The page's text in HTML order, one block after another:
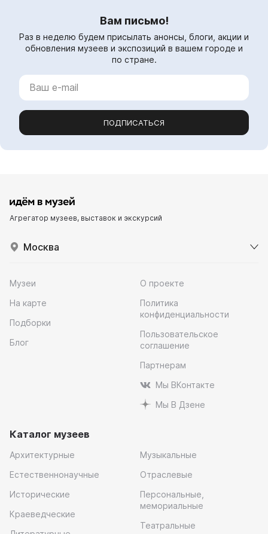
Вам письмо!
Раз в неделю будем присылать анонсы, блоги, акции и
обновления музеев и экспозиций в вашем городе и
по стране.
ПОДПИСАТЬСЯ
Агрегатор музеев, выставок и экскурсий
Москва
Музеи
На карте
Подборки
Блог
О проекте
Политика
конфиденциальности
Пользовательское
соглашение
Партнерам
Мы ВКонтакте
Мы В Дзене
Каталог музеев
Архитектурные
Естественнонаучные
Исторические
Краеведческие
Музыкальные
Отраслевые
Персональные,
мемориальные
Театральные